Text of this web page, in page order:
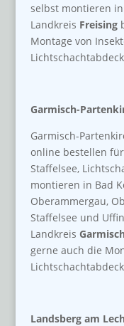
selbst montieren
Landkreis Freising
Montage von
Garmisch-
Garmisch-
online bestellen
Staffelsee,
montieren in Bad
Oberammergau,
Staffelsee und
Landkreis
gerne auch die
Landsberg am